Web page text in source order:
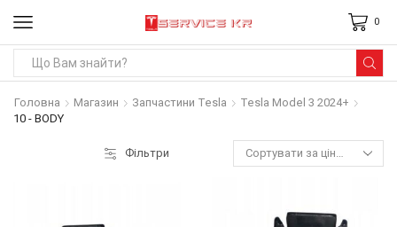
0
Головна Магазин Запчастини Tesla
Tesla Model 3 2024+
10 - BODY
Фільтри